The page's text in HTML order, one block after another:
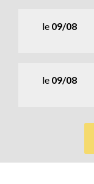
le 09/08
le 09/08